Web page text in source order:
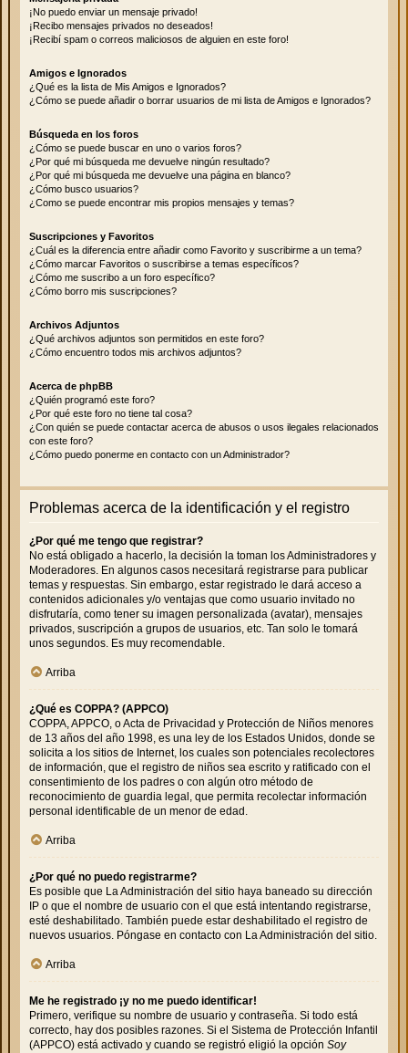
¡No puedo enviar un mensaje privado!
¡Recibo mensajes privados no deseados!
¡Recibí spam o correos maliciosos de alguien en este foro!
Amigos e Ignorados
¿Qué es la lista de Mis Amigos e Ignorados?
¿Cómo se puede añadir o borrar usuarios de mi lista de Amigos e Ignorados?
Búsqueda en los foros
¿Cómo se puede buscar en uno o varios foros?
¿Por qué mi búsqueda me devuelve ningún resultado?
¿Por qué mi búsqueda me devuelve una página en blanco?
¿Cómo busco usuarios?
¿Como se puede encontrar mis propios mensajes y temas?
Suscripciones y Favoritos
¿Cuál es la diferencia entre añadir como Favorito y suscribirme a un tema?
¿Cómo marcar Favoritos o suscribirse a temas específicos?
¿Cómo me suscribo a un foro específico?
¿Cómo borro mis suscripciones?
Archivos Adjuntos
¿Qué archivos adjuntos son permitidos en este foro?
¿Cómo encuentro todos mis archivos adjuntos?
Acerca de phpBB
¿Quién programó este foro?
¿Por qué este foro no tiene tal cosa?
¿Con quién se puede contactar acerca de abusos o usos ilegales relacionados
con este foro?
¿Cómo puedo ponerme en contacto con un Administrador?
Problemas acerca de la identificación y el registro
¿Por qué me tengo que registrar?
No está obligado a hacerlo, la decisión la toman los Administradores y
Moderadores. En algunos casos necesitará registrarse para publicar
temas y respuestas. Sin embargo, estar registrado le dará acceso a
contenidos adicionales y/o ventajas que como usuario invitado no
disfrutaría, como tener su imagen personalizada (avatar), mensajes
privados, suscripción a grupos de usuarios, etc. Tan solo le tomará
unos segundos. Es muy recomendable.
Arriba
¿Qué es COPPA? (APPCO)
COPPA, APPCO, o Acta de Privacidad y Protección de Niños menores
de 13 años del año 1998, es una ley de los Estados Unidos, donde se
solicita a los sitios de Internet, los cuales son potenciales recolectores
de información, que el registro de niños sea escrito y ratificado con el
consentimiento de los padres o con algún otro método de
reconocimiento de guardia legal, que permita recolectar información
personal identificable de un menor de edad.
Arriba
¿Por qué no puedo registrarme?
Es posible que La Administración del sitio haya baneado su dirección
IP o que el nombre de usuario con el que está intentando registrarse,
esté deshabilitado. También puede estar deshabilitado el registro de
nuevos usuarios. Póngase en contacto con La Administración del sitio.
Arriba
Me he registrado ¡y no me puedo identificar!
Primero, verifique su nombre de usuario y contraseña. Si todo está
correcto, hay dos posibles razones. Si el Sistema de Protección Infantil
(APPCO) está activado y cuando se registró eligió la opción Soy